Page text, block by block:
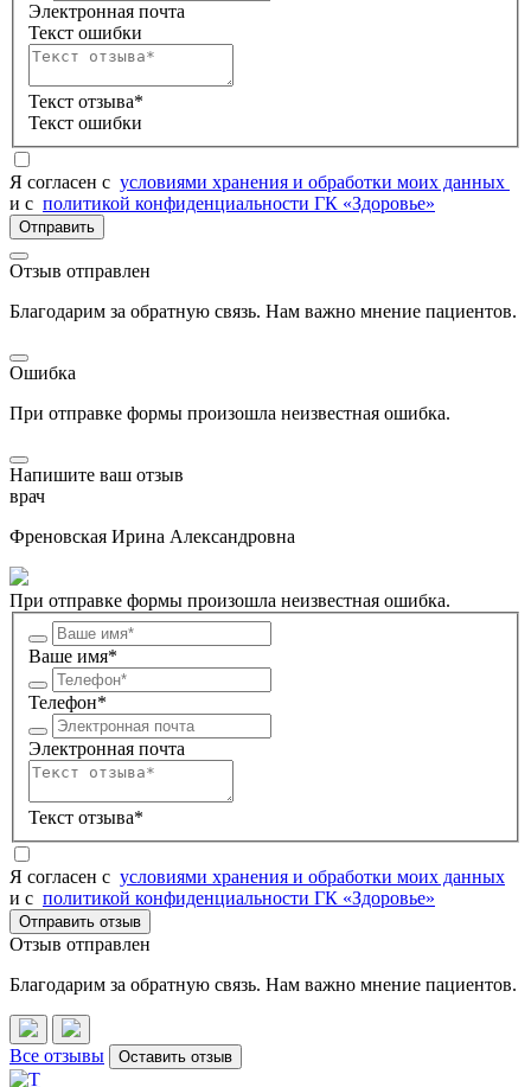
Электронная почта
Текст ошибки
Текст отзыва*
Текст ошибки
Я согласен c условиями хранения и обработки моих данных
и с политикой конфиденциальности ГК «Здоровье»
Отправить
Отзыв отправлен
Благодарим за обратную связь. Нам важно мнение пациентов.
Ошибка
При отправке формы произошла неизвестная ошибка.
Напишите ваш отзыв
врач
Френовская Ирина Александровна
При отправке формы произошла неизвестная ошибка.
Ваше имя*
Телефон*
Электронная почта
Текст отзыва*
Я согласен c условиями хранения и обработки моих данных
и с политикой конфиденциальности ГК «Здоровье»
Отправить отзыв
Отзыв отправлен
Благодарим за обратную связь. Нам важно мнение пациентов.
Все отзывы Оставить отзыв